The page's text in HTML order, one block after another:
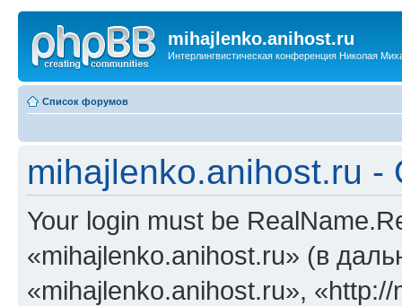
mihajlenko.anihost.ru
Интерлингвистическая конференция Николая
Список форумов
mihajlenko.anihost.ru
Your login must be
«mihajlenko.anihost.ru» (в
«mihajlenko.anihost.ru»,